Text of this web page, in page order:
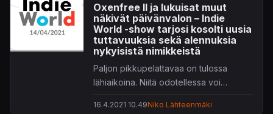
Oxenfree II ja lukuisat muut
näkivät päivänvalon – Indie
World -show tarjosi kosolti uusia
tuttavuuksia sekä alennuksia
nykyisistä nimikkeistä
Paljon pikkupelattavaa on tulossa
lähiaikoina. Niitä odotellessa voi
16.4.2021 10.49Niko Lähteenmäki